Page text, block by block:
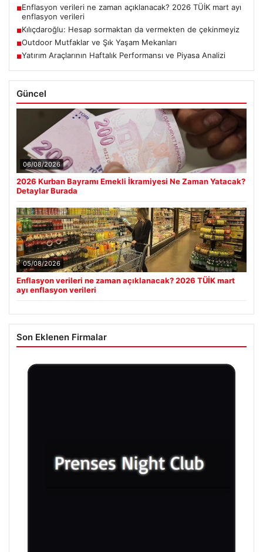
■Enflasyon verileri ne zaman açıklanacak? 2026 TÜİK mart ayı
enflasyon verileri
■Kılıçdaroğlu: Hesap sormaktan da vermekten de çekinmeyiz
■Outdoor Mutfaklar ve Şık Yaşam Mekanları
■Yatırım Araçlarının Haftalık Performansı ve Piyasa Analizi
Güncel
06/08/2026
2026 Kurban Bayramı Emekli İkramiyesi Ne Zaman Yatacak?
Detaylar Burada
05/08/2026
Enflasyon verileri ne zaman açıklanacak? 2026 TÜİK mart
ayı enflasyon verileri
Son Eklenen Firmalar